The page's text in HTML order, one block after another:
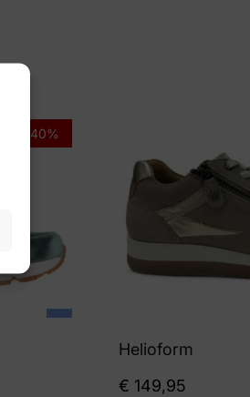
-40%
Helioform
€ 149,95